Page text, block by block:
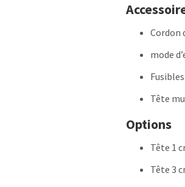
Cordon
mode
Tête
Options
Tête 1
Tête 3